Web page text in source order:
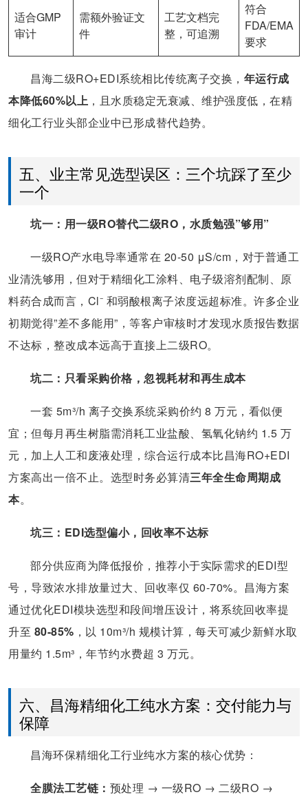
适合GMP
审计
需额外验证文
件
工艺文档完
整，可追溯
符合
FDA/EMA
要求
昌海二级RO+EDI系统相比传统离子交换， 年运行成
本降低60%以上 ，且水质稳定无衰减、维护强度低，在精
细化工行业头部企业中已形成替代趋势。
五、业主常见选型误区：三个坑踩了至少
一个
坑一：用一级RO替代二级RO，水质勉强”够用”
一级RO产水电导率通常在 20-50 μS/cm，对于普通工
业清洗够用，但对于精细化工涂料、电子级溶剂配制、原
料药合成而言，Cl⁻ 和弱酸根离子浓度远超标准。许多企业
初期觉得”差不多能用”，等客户审核时才发现水质报告数据
不达标，整改成本远高于直接上二级RO。
坑二：只看采购价格，忽视耗材和再生成本
一套 5m³/h 离子交换系统采购价约 8 万元，看似便
宜；但每月再生树脂需消耗工业盐酸、氢氧化钠约 1.5 万
元，加上人工和废液处理，综合运行成本比昌海RO+EDI
方案高出一倍不止。选型时务必算清三年全生命周期成
本。
坑三：EDI选型偏小，回收率不达标
部分供应商为降低报价，推荐小于实际需求的EDI型
号，导致浓水排放量过大、回收率仅 60-70%。昌海方案
通过优化EDI模块选型和段间增压设计，将系统回收率提
升至 80-85% ，以 10m³/h 规模计算，每天可减少新鲜水取
用量约 1.5m³，年节约水费超 3 万元。
六、昌海精细化工纯水方案：交付能力与
保障
昌海环保精细化工行业纯水方案的核心优势：
全膜法工艺链： 预处理 → 一级RO → 二级RO →